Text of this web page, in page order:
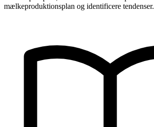
mælkeproduktionsplan og identificere tendenser.